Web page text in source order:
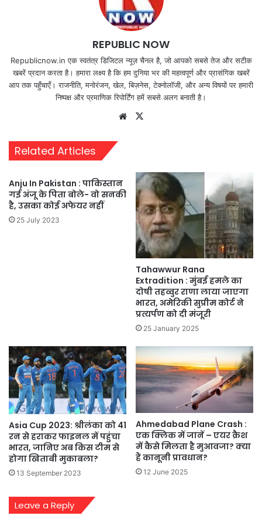
REPUBLIC NOW
Republicnow.in एक स्वतंत्र डिजिटल न्यूज़ चैनल है, जो आपको सबसे तेज और सटीक
खबरें प्रदान करता है। हमारा लक्ष्य है कि हम दुनिया भर की महत्वपूर्ण और प्रासंगिक खबरें
आप तक पहुँचाएँ। राजनीति, मनोरंजन, खेल, बिज़नेस, टेक्नोलॉजी, और अन्य विषयों पर हमारी
निष्पक्ष और प्रमाणिक रिपोर्टिंग हमें सबसे अलग बनाती है।
Website
Related Articles
Anju In Pakistan : पाकिस्तान
गई अंजू के पिता बोले- वो सनकी
है, उसका कोई अफेयर नहीं
25 July 2023
Tahawwur Rana
Extradition : मुंबई हमले का
दोषी तहव्वुर राणा लाया जाएगा
भारत, अमेरिकी सुप्रीम कोर्ट ने
प्रत्यर्पण को दी मंजूरी
25 January 2025
Asia Cup 2023: श्रीलंका को 41
रन से हराकर फाइनल में पहुंचा
भारत, जानिए अब किस टीम से
होगा खिताबी मुकाबला?
13 September 2023
Ahmedabad Plane Crash :
एक क्लिक में जानें – एयर क्रैश
में कैसे मिलता है मुआवजा? क्या
हैं कानूनी प्रावधान?
12 June 2025
Leave a Reply